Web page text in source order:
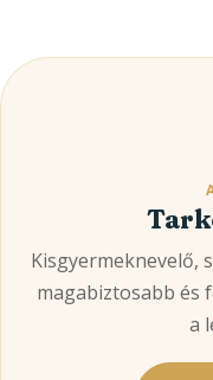
Kisgyermeknevelő,
magabiztosabb és
a